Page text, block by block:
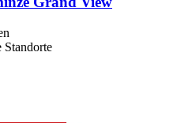
Standorte